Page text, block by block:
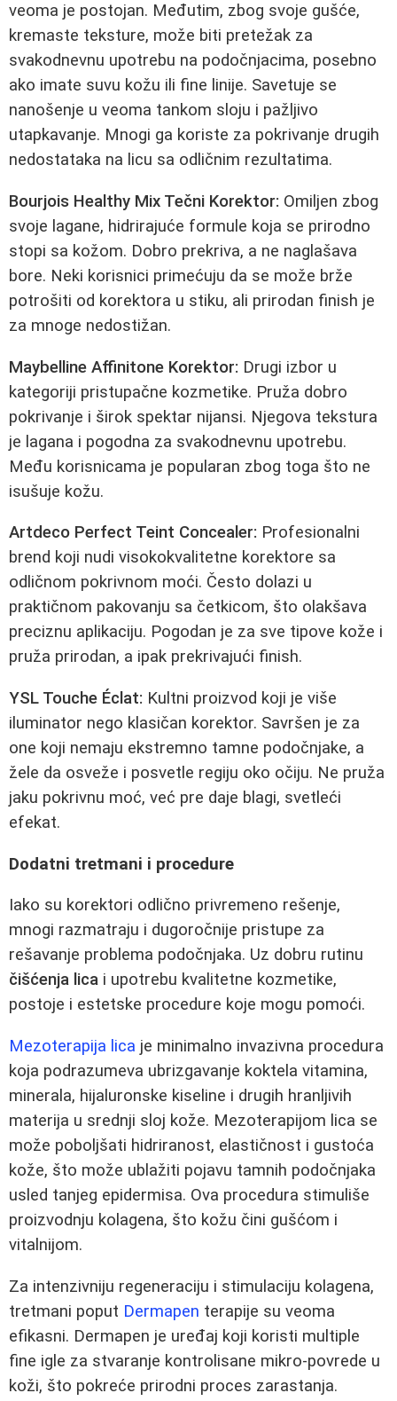
veoma je postojan. Međutim, zbog svoje gušće,
kremaste teksture, može biti pretežak za
svakodnevnu upotrebu na podočnjacima, posebno
ako imate suvu kožu ili fine linije. Savetuje se
nanošenje u veoma tankom sloju i pažljivo
utapkavanje. Mnogi ga koriste za pokrivanje drugih
nedostataka na licu sa odličnim rezultatima.
Bourjois Healthy Mix Tečni Korektor: Omiljen zbog
svoje lagane, hidrirajuće formule koja se prirodno
stopi sa kožom. Dobro prekriva, a ne naglašava
bore. Neki korisnici primećuju da se može brže
potrošiti od korektora u stiku, ali prirodan finish je
za mnoge nedostižan.
Maybelline Affinitone Korektor: Drugi izbor u
kategoriji pristupačne kozmetike. Pruža dobro
pokrivanje i širok spektar nijansi. Njegova tekstura
je lagana i pogodna za svakodnevnu upotrebu.
Među korisnicama je popularan zbog toga što ne
isušuje kožu.
Artdeco Perfect Teint Concealer: Profesionalni
brend koji nudi visokokvalitetne korektore sa
odličnom pokrivnom moći. Često dolazi u
praktičnom pakovanju sa četkicom, što olakšava
preciznu aplikaciju. Pogodan je za sve tipove kože i
pruža prirodan, a ipak prekrivajući finish.
YSL Touche Éclat: Kultni proizvod koji je više
iluminator nego klasičan korektor. Savršen je za
one koji nemaju ekstremno tamne podočnjake, a
žele da osveže i posvetle regiju oko očiju. Ne pruža
jaku pokrivnu moć, već pre daje blagi, svetleći
efekat.
Dodatni tretmani i procedure
Iako su korektori odlično privremeno rešenje,
mnogi razmatraju i dugoročnije pristupe za
rešavanje problema podočnjaka. Uz dobru rutinu
čišćenja lica i upotrebu kvalitetne kozmetike,
postoje i estetske procedure koje mogu pomoći.
Mezoterapija lica je minimalno invazivna procedura
koja podrazumeva ubrizgavanje koktela vitamina,
minerala, hijaluronske kiseline i drugih hranljivih
materija u srednji sloj kože. Mezoterapijom lica se
može poboljšati hidriranost, elastičnost i gustoća
kože, što može ublažiti pojavu tamnih podočnjaka
usled tanjeg epidermisa. Ova procedura stimuliše
proizvodnju kolagena, što kožu čini gušćom i
vitalnijom.
Za intenzivniju regeneraciju i stimulaciju kolagena,
tretmani poput Dermapen terapije su veoma
efikasni. Dermapen je uređaj koji koristi multiple
fine igle za stvaranje kontrolisane mikro-povrede u
koži, što pokreće prirodni proces zarastanja.